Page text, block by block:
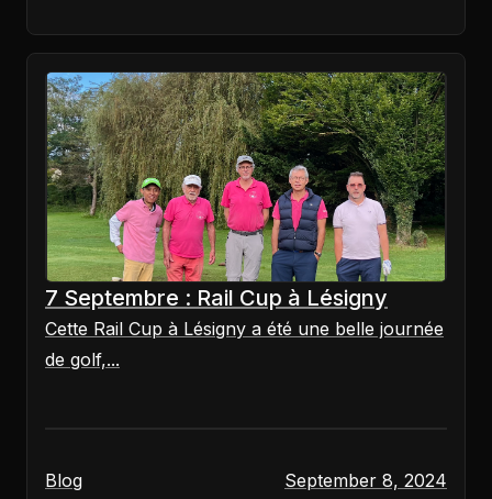
7 Septembre : Rail Cup à Lésigny
Cette Rail Cup à Lésigny a été une belle journée
de golf,...
Blog September 8, 2024